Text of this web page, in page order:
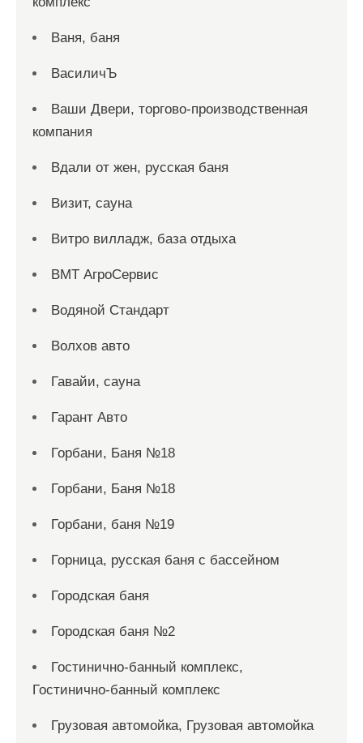
Ваня, баня
ВасиличЪ
Ваши Двери, торгово-производственная
компания
Вдали от жен, русская баня
Визит, сауна
Витро вилладж, база отдыха
ВМТ АгроСервис
Водяной Стандарт
Волхов авто
Гавайи, сауна
Гарант Авто
Горбани, Баня №18
Горбани, Баня №18
Горбани, баня №19
Горница, русская баня с бассейном
Городская баня
Городская баня №2
Гостинично-банный комплекс,
Гостинично-банный комплекс
Грузовая автомойка, Грузовая автомойка